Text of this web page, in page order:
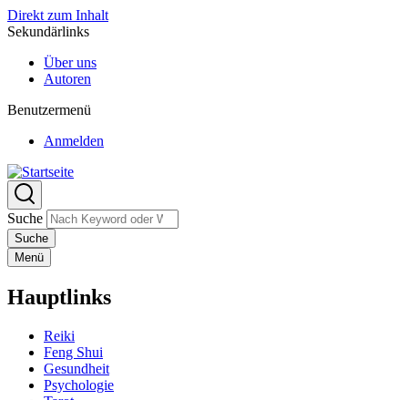
Direkt zum Inhalt
Sekundärlinks
Über uns
Autoren
Benutzermenü
Anmelden
Suche
Menü
Hauptlinks
Reiki
Feng Shui
Gesundheit
Psychologie